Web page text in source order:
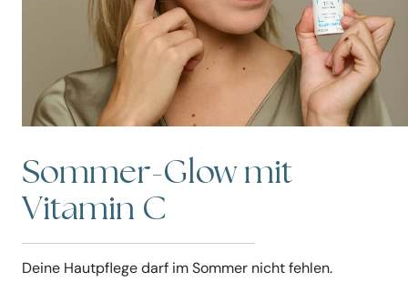
Sommer-Glow mit
Vitamin C
Deine Hautpflege darf im Sommer nicht fehlen.